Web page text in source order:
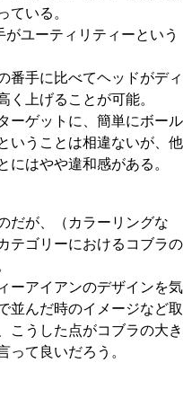
ている。
ユーティリティーという
番手に比べてヘッドがディ
く上げることが可能。
ーゲットに、簡単にボール
いうことは相違ないが、他
にはやや違和感がある。
だが、（カラーリングな
テゴリーにおけるコブラの
ーアイアンのデザインを気
並んだ時のイメージなど取
こうした点がコブラの大き
って良いだろう。